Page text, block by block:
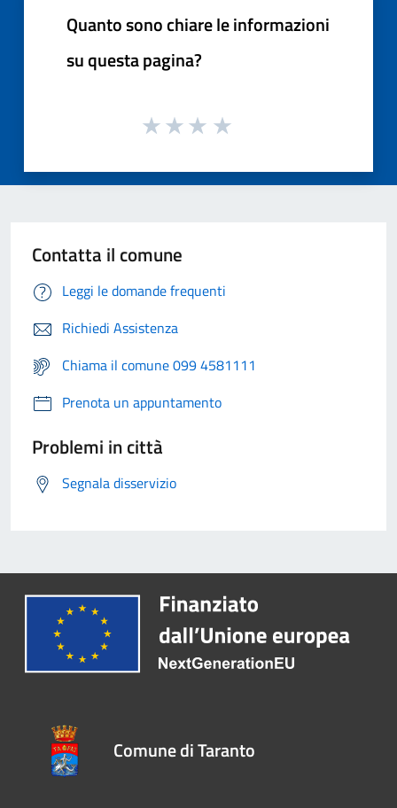
Quanto sono chiare le informazioni
su questa pagina?
Contatta il comune
Leggi le domande frequenti
Richiedi Assistenza
Chiama il comune 099 4581111
Prenota un appuntamento
Problemi in città
Segnala disservizio
Comune di Taranto